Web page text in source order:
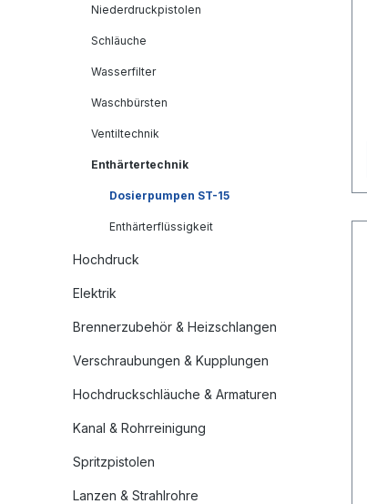
Niederdruckpistolen
Schläuche
Wasserfilter
Waschbürsten
Ventiltechnik
Enthärtertechnik
Dosierpumpen ST-15
Enthärterflüssigkeit
Hochdruck
Elektrik
Brennerzubehör & Heizschlangen
Verschraubungen & Kupplungen
Hochdruckschläuche & Armaturen
Kanal & Rohrreinigung
Spritzpistolen
Lanzen & Strahlrohre